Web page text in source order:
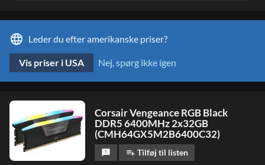
language Leder du efter amerikanske priser?
Nej, spørg ikke igen
Vis priser i USA
Corsair Vengeance RGB Black
DDR5 6400MHz 2x32GB
(CMH64GX5M2B6400C32)
feedback playlist_add Tilføj til listen